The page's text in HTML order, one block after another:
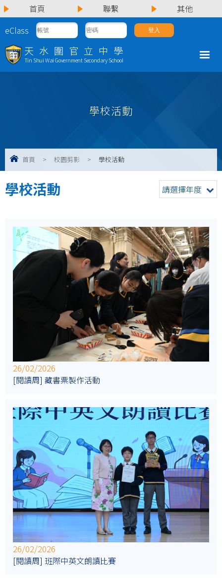
天水圍官立中學
Tin Shui Wai Government Secondary School
首頁 聯繫
其他
eClass
學校活動
首頁 > 校園剪影 > 學校活動
學校活動 請選擇年度
26/02/2026
[閱讀周] 藏書票製作活動
26/02/2026
[閱讀周] 班際中英文朗讀比賽